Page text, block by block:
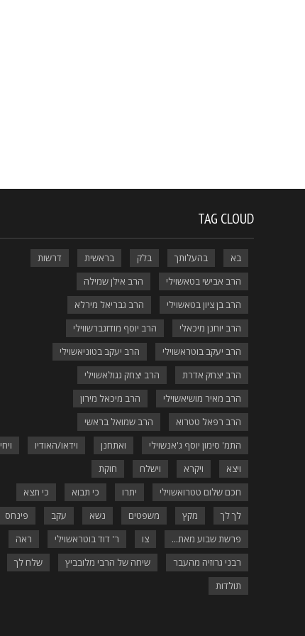
TAG CLOUD
בא בהעלותך בלק בראשית
דרשות
הרב אבישי בטאשוילי
הרב אילן שמילה
הרב בן ציון בטאשוילי
הרב גבריאל מירלא
הרב יוחנן מיכאלי
הרב יוסף מודזגברשווילי
הרב יעקב בוטראשוילי
הרב יעקב בטוניאשוילי
הרב יצחק אדרת
הרב יצחק גגולאשוילי
הרב מאיר מושיאשוילי
הרב מיכאל מירון
הרב רפאל טטרוא
הרב שמואל בראשי
התמ' סימון יוסף ג'אנשוילי
ואתחנן וידאו/האודיו
ויחי
ויצא
ויקרא וישלח
חוקת
חכם שלום טטרואשוילי
יתרו כי תבוא
כי תצא
לך לך
מקץ משפטים נשא עקב
פינחס
פרשת שבוע מאת...
צו ר' דוד בוטראשוילי
ראה
רבני גרוזיה מהעבר
שיחה של הרבי מלובביץ
שלח לך
תולדות